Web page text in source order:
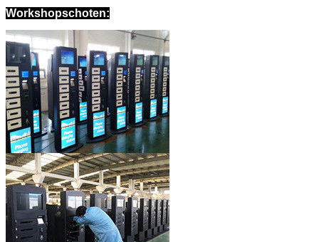
Workshopschoten: